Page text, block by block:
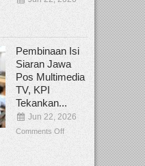
Pembinaan Isi
Siaran Jawa
Pos Multimedia
TV, KPI
Tekankan...
Jun 22, 2026
Comments Off